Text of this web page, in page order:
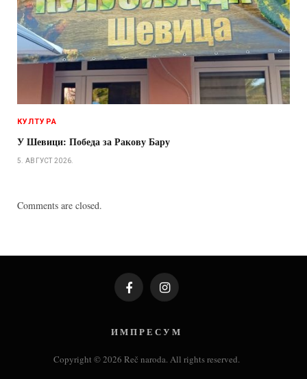
КУЛТУРА
У Шевици: Победа за Ракову Бару
5. АВГУСТ 2026.
Comments are closed.
FacebookInstagram
И М П Р Е С У М
Copyright © 2026 Reč naroda. All rights reserved.